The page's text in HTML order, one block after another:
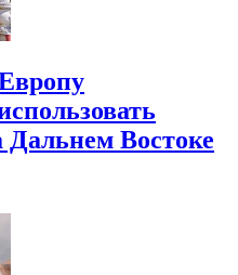
Дальнем Востоке